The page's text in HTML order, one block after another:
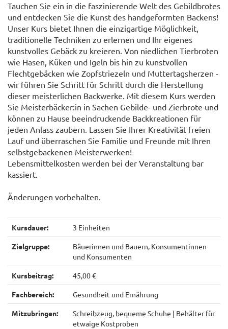
Tauchen Sie ein in die faszinierende Welt des Gebildbrotes
und entdecken Sie die Kunst des handgeformten Backens!
Unser Kurs bietet Ihnen die einzigartige Möglichkeit,
traditionelle Techniken zu erlernen und Ihr eigenes
kunstvolles Gebäck zu kreieren. Von niedlichen Tierbroten
wie Hasen, Küken und Igeln bis hin zu kunstvollen
Flechtgebäcken wie Zopfstriezeln und Muttertagsherzen -
wir führen Sie Schritt für Schritt durch die Herstellung
dieser meisterlichen Backwerke. Mit diesem Kurs werden
Sie Meisterbäcker:in in Sachen Gebilde- und Zierbrote und
können zu Hause beeindruckende Backkreationen für
jeden Anlass zaubern. Lassen Sie Ihrer Kreativität freien
Lauf und überraschen Sie Familie und Freunde mit Ihren
selbstgebackenen Meisterwerken!
Lebensmittelkosten werden bei der Veranstaltung bar
kassiert.
Änderungen vorbehalten.
Kursdauer: 3 Einheiten
Zielgruppe:
Bäuerinnen und Bauern, Konsumentinnen
und Konsumenten
Kursbeitrag: 45,00 €
Fachbereich: Gesundheit und Ernährung
Mitzubringen:
Schreibzeug, bequeme Schuhe | Behälter für
etwaige Kostproben